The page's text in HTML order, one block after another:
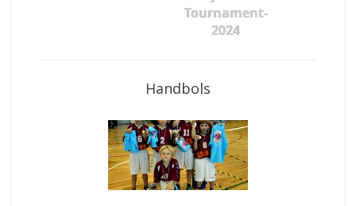
Tournament-
2024
Handbols